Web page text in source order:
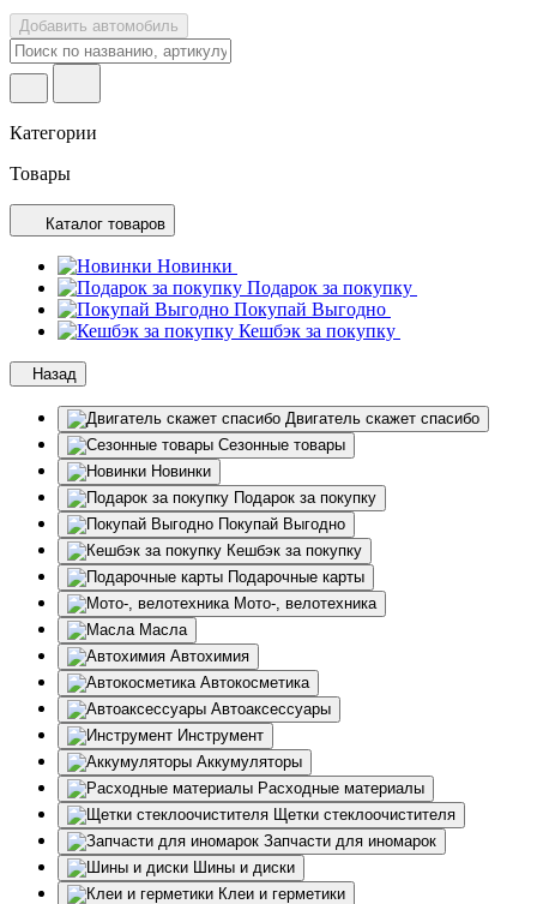
Добавить автомобиль
Категории
Товары
Каталог товаров
Новинки
Подарок за покупку
Покупай Выгодно
Кешбэк за покупку
Назад
Двигатель скажет спасибо
Сезонные товары
Новинки
Подарок за покупку
Покупай Выгодно
Кешбэк за покупку
Подарочные карты
Мото-, велотехника
Масла
Автохимия
Автокосметика
Автоаксессуары
Инструмент
Аккумуляторы
Расходные материалы
Щетки стеклоочистителя
Запчасти для иномарок
Шины и диски
Клеи и герметики